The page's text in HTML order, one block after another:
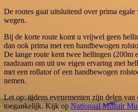
De routes gaat uitsluitend over prima egale
wegen.
Bij de korte route komt u vrijwel geen
dan ook prima met een handbewogen
De lange route kent twee hellingen (200m
raadzaam om uit uw eigen ervaring met
met een rollator of een handbewogen
nemen.
Let op: tijdens evenementen zijn delen
toegankelijk. Kijk op Nationaal Militair